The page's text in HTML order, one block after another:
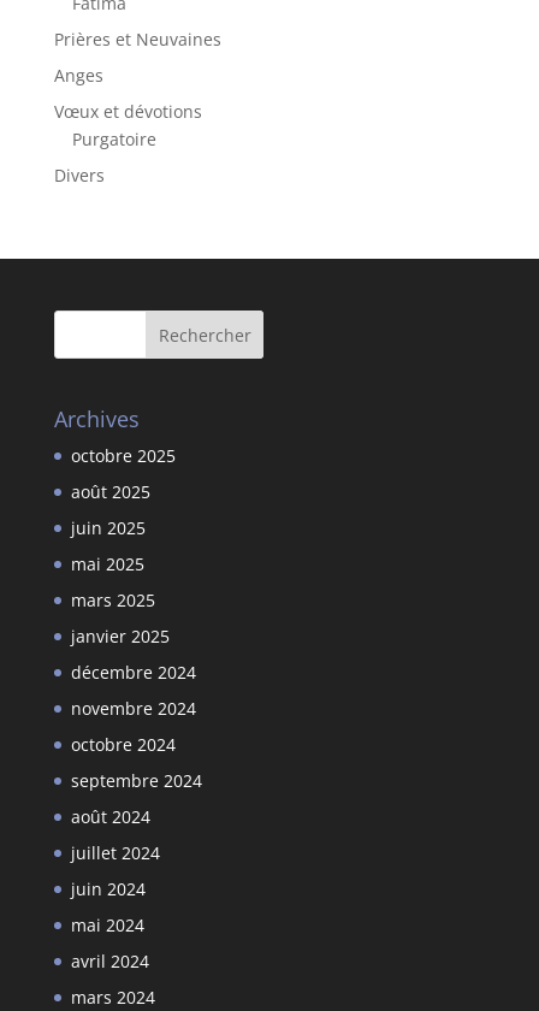
Prières et Neuvaines
Anges
Vœux et dévotions
Purgatoire
Divers
Archives
octobre 2025
août 2025
juin 2025
mai 2025
mars 2025
janvier 2025
décembre 2024
novembre 2024
octobre 2024
septembre 2024
août 2024
juillet 2024
juin 2024
mai 2024
avril 2024
mars 2024